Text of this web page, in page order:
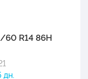
60 R14 86H
дн.